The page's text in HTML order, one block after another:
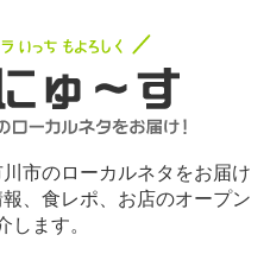
市のローカルネタをお届け
、食レポ、お店のオープン
します。